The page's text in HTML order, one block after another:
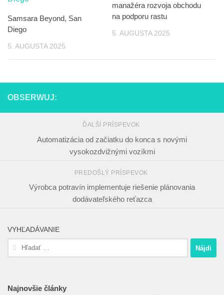
Samsara Beyond, San
Diego
5. AUGUSTA 2025
manažéra rozvoja obchodu
na podporu rastu
5. AUGUSTA 2025
OBSERWUJ:
ĎALŠÍ PRÍSPEVOK
Automatizácia od začiatku do konca s novými
vysokozdvižnými vozíkmi
PREDOŠLÝ PRÍSPEVOK
Výrobca potravín implementuje riešenie plánovania
dodávateľského reťazca
VYHĽADÁVANIE
Hľadať:
Najnovšie články